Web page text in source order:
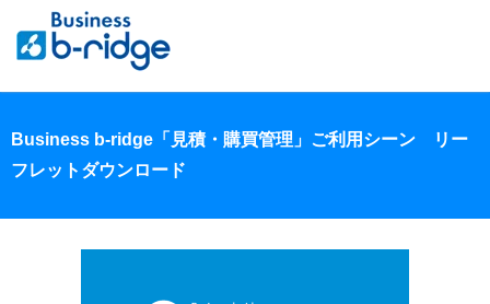
Business b-ridge「見積・購買管理」ご利用シーン リー
フレットダウンロード